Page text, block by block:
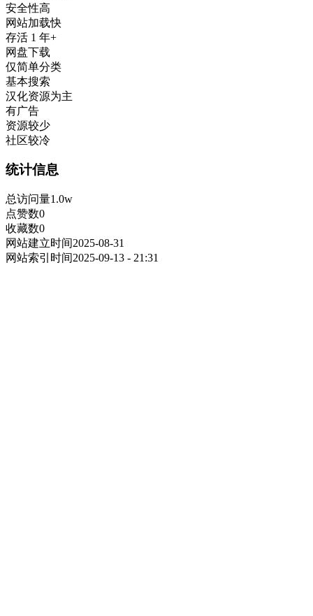
安全性高
网站加载快
存活 1 年+
网盘下载
仅简单分类
基本搜索
汉化资源为主
有广告
资源较少
社区较冷
统计信息
总访问量1.0w
点赞数0
收藏数0
网站建立时间2025-08-31
网站索引时间2025-09-13 - 21:31